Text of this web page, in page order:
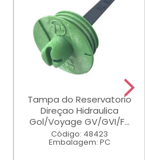
Tampa do Reservatorio
Direçao Hidraulica
Gol/Voyage GV/GVI/F...
Código: 48423
Embalagem: PC